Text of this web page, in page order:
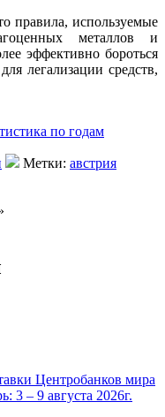
правила, используемые
металлов и
эффективно бороться
легализации средств,
по годам
Метки: австрия
Центробанков мира
3 – 9 августа 2026г.